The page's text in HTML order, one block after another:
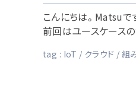
こんにちは。Matsuで
前回はユースケース
tag : IoT クラウド 組